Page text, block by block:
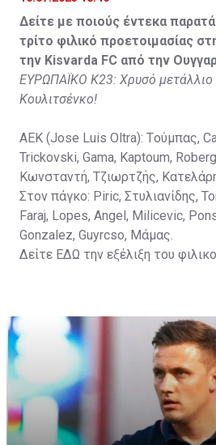
Στον πάγκο: Petkovic, Cipetic,
Vida, Otvos, Lucas, Camas,
Δείτε με ποιούς έντεκα
τρίτο φιλικό προετοιμασίας
την Kisvarda FC από την
ΕΥΡΩΠΑΪΚΟ Κ23: Χρυσό μετάλλιο
Κουλιτσένκο!
ΑΕΚ (Jose Luis Oltra): Tούμπας,
Trickovski, Gama, Κaptoum,
Κωνσταντή, Τζιωρτζής,
Στον πάγκο: Piric, Στυλιανίδης,
Faraj, Lopes, Angel, Milicevic,
Gonzalez, Guyrcso, Μάμας.
Δείτε ΕΔΩ την εξέλιξη του